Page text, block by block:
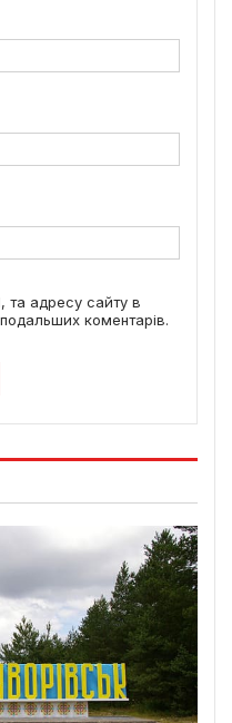
та адресу сайту в
коментарів.